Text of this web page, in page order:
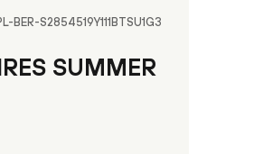
BER-S2854519Y111BTSU1G3
SUMMER